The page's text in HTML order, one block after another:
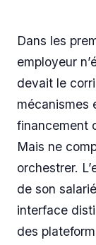
Dans les
employeur
devait le
mécanismes
financement
Mais ne
orchestrer.
de son
interface
des